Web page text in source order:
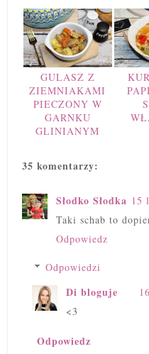
GULASZ Z
ZIEMNIAKAMI
PIECZONY W
GARNKU
GLINIANYM
35 komentarzy:
Słodko Słodka 15
Taki schab to
Odpowiedz
Odpowiedzi
Di bloguje
<3
Odpowiedz